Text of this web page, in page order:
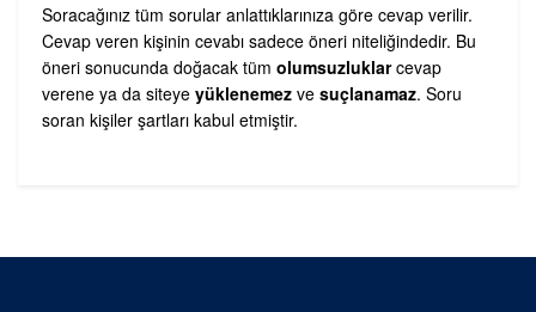
Soracağınız tüm sorular anlattıklarınıza göre cevap verilir.
Cevap veren kişinin cevabı sadece öneri niteliğindedir. Bu
öneri sonucunda doğacak tüm olumsuzluklarcevap
verene ya da siteye yüklenemez ve suçlanamaz. Soru
soran kişiler şartları kabul etmiştir.